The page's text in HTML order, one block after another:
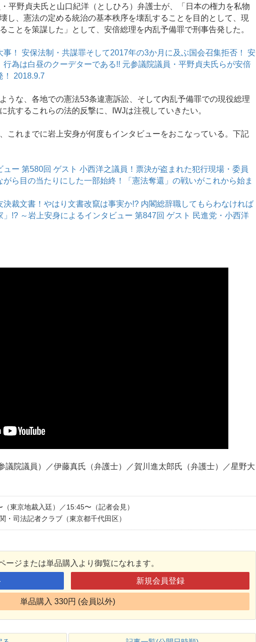
平野貞夫氏と山口紀洋（としひろ）弁護士が、「日本の権力を私物
し、憲法の定める統治の基本秩序を壊乱することを目的として、現
ことを策謀した」として、安倍総理を内乱予備罪で刑事告発した。
事！ 安保法制・共謀罪そして2017年の3か月に及ぶ国会召集拒否！ 安
為は白昼のクーデターである!! 元参議院議員・平野貞夫氏らが安倍
！ 2018.9.7
うな、各地での憲法53条違憲訴訟、そして内乱予備罪での現役総理
抗するこれらの法的反撃に、IWJは注視していきたい。
これまでに岩上安身が何度もインタビューをおこなっている。下記
ー 第580回 ゲスト 小西洋之議員！票決が盗まれた犯行現場・委員
ら目の当たりにした一部始終！「憲法奪還」の戦いがこれから始ま
決裁文書！やはり文書改竄は事実か!? 内閣総辞職してもらわなければ
」!? ～岩上安身によるインタビュー 第847回 ゲスト 民進党・小西洋
議院議員）／伊藤真氏（弁護士）／賀川進太郎氏（弁護士）／星野大
東京地裁入廷）／15:45〜（記者会見）
・司法記者クラブ（東京都千代田区）
ージまたは単品購入より御覧になれます。
新規会員登録
単品購入 330円 (会員以外)